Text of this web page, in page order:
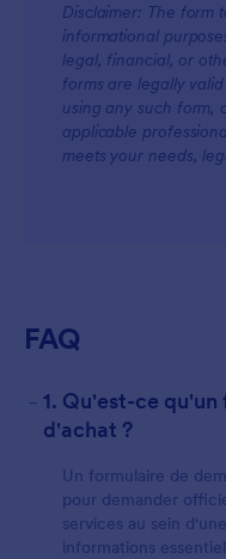
Disclaimer: The form
informational
legal, financial, or
forms are legally
using any such form,
applicable
meets your needs,
FAQ
- 1. Qu'est-ce
d'achat ?
Un formulaire de
pour demander
services au sein
informations